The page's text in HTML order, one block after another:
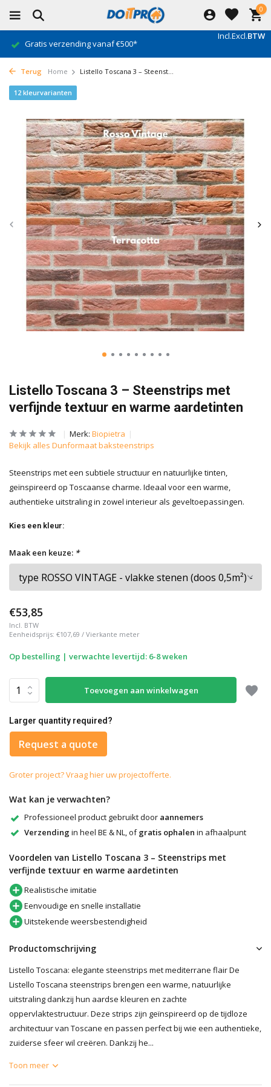
0
Incl.Excl.BTW
Gratis verzending vanaf €500*
Terug Home Listello Toscana 3 – Steenst...
Listello Toscana 3 – Steenstrips met
verfijnde textuur en warme aardetinten
12 kleurvarianten
Merk: Biopietra
Bekijk alles Dunformaat baksteenstrips
Steenstrips met een subtiele structuur en natuurlijke tinten,
geïnspireerd op Toscaanse charme. Ideaal voor een warme,
authentieke uitstraling in zowel interieur als geveltoepassingen.
Kies een kleur:
Maak een keuze: *
€53,85
Incl. BTW
Eenheidsprijs: €107,69 / Vierkante meter
Op bestelling | verwachte levertijd: 6-8 weken
Toevoegen aan winkelwagen
Larger quantity required?
Request a quote
Groter project? Vraag hier uw projectofferte.
Wat kan je verwachten?
Professioneel product gebruikt door aannemers
Verzending in heel BE & NL, ofgratis ophalen in afhaalpunt
Voordelen van Listello Toscana 3 – Steenstrips met
verfijnde textuur en warme aardetinten
Realistische imitatie
Eenvoudige en snelle installatie
Uitstekende weersbestendigheid
Productomschrijving
Listello Toscana: elegante steenstrips met mediterrane flair De
Listello Toscana steenstrips brengen een warme, natuurlijke
uitstraling dankzij hun aardse kleuren en zachte
oppervlaktestructuur. Deze strips zijn geïnspireerd op de tijdloze
architectuur van Toscane en passen perfect bij wie een authentieke,
zuiderse sfeer wil creëren. Dankzij he...
Toon meer